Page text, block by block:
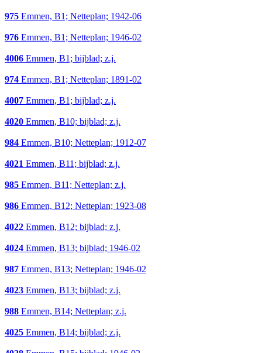
975 Emmen, B1; Netteplan; 1942-06
976 Emmen, B1; Netteplan; 1946-02
4006 Emmen, B1; bijblad; z.j.
974 Emmen, B1; Netteplan; 1891-02
4007 Emmen, B1; bijblad; z.j.
4020 Emmen, B10; bijblad; z.j.
984 Emmen, B10; Netteplan; 1912-07
4021 Emmen, B11; bijblad; z.j.
985 Emmen, B11; Netteplan; z.j.
986 Emmen, B12; Netteplan; 1923-08
4022 Emmen, B12; bijblad; z.j.
4024 Emmen, B13; bijblad; 1946-02
987 Emmen, B13; Netteplan; 1946-02
4023 Emmen, B13; bijblad; z.j.
988 Emmen, B14; Netteplan; z.j.
4025 Emmen, B14; bijblad; z.j.